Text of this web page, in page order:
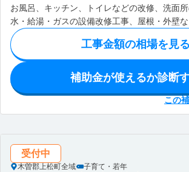
お風呂、キッチン、トイレなどの改修、洗面
水・給湯・ガスの設備改修工事、屋根・外壁
工事金額の相場を見る
補助金が使えるか診断
この
受付中
木曽郡上松町全域 子育て・若年